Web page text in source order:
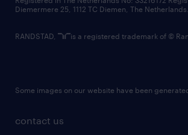
contact us
Diemermere 25, 1112 TC Diemen, The Netherlands.
RANDSTAD, is a registered trademark of ©
Some images on our website have been